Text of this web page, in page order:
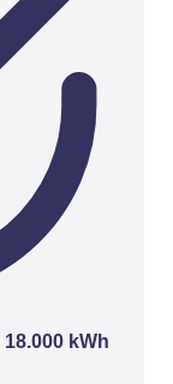
18.000 kWh